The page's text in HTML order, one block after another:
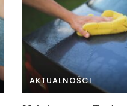
AKTUALNOŚCI